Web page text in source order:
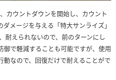
カウントダウンを開始し、カウント
メージを与える「特大サンライズ」
耐えられないので、前のターンにし
御で軽減することも可能ですが、使用
動なので、回復だけで耐えることがで